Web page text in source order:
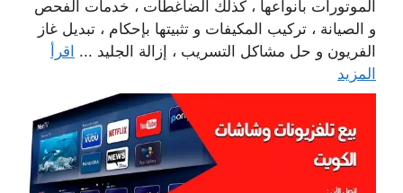
الموتورات بأنواعها ، كذلك الضاغطات ، خدمات الفحص
و الصيانة ، تركيب المكيفات و تثبيتها بإحكام ، تبديل غاز
الفريون و حل مشاكل التسريب ، إزالة الجليد ... اقرأ
المزيد